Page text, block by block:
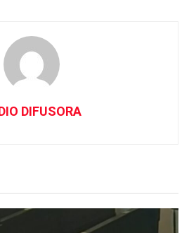
DIFUSORA